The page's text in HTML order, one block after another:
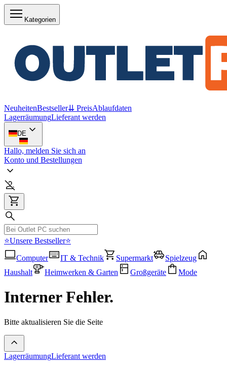
Kategorien
NeuheitenBestseller⇊ PreisAblaufdaten
LagerräumungLieferant werden
DE
Hallo, melden Sie sich an
Konto und Bestellungen
⭐Unsere Bestseller⭐
Computer
IT & Technik Supermarkt
Spielzeug
Haushalt
Heimwerken & Garten Großgeräte Mode
Interner Fehler.
Bitte aktualisieren Sie die Seite
LagerräumungLieferant werden